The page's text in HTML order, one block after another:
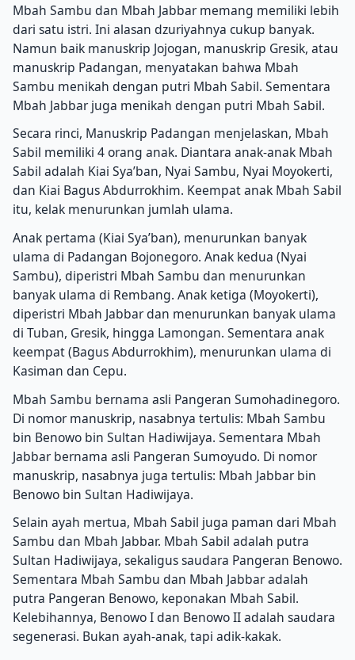
Mbah Sambu dan Mbah Jabbar memang memiliki lebih
dari satu istri. Ini alasan dzuriyahnya cukup banyak.
Namun baik manuskrip Jojogan, manuskrip Gresik, atau
manuskrip Padangan, menyatakan bahwa Mbah
Sambu menikah dengan putri Mbah Sabil. Sementara
Mbah Jabbar juga menikah dengan putri Mbah Sabil.
Secara rinci, Manuskrip Padangan menjelaskan, Mbah
Sabil memiliki 4 orang anak. Diantara anak-anak Mbah
Sabil adalah Kiai Sya’ban, Nyai Sambu, Nyai Moyokerti,
dan Kiai Bagus Abdurrokhim. Keempat anak Mbah Sabil
itu, kelak menurunkan jumlah ulama.
Anak pertama (Kiai Sya’ban), menurunkan banyak
ulama di Padangan Bojonegoro. Anak kedua (Nyai
Sambu), diperistri Mbah Sambu dan menurunkan
banyak ulama di Rembang. Anak ketiga (Moyokerti),
diperistri Mbah Jabbar dan menurunkan banyak ulama
di Tuban, Gresik, hingga Lamongan. Sementara anak
keempat (Bagus Abdurrokhim), menurunkan ulama di
Kasiman dan Cepu.
Mbah Sambu bernama asli Pangeran Sumohadinegoro.
Di nomor manuskrip, nasabnya tertulis: Mbah Sambu
bin Benowo bin Sultan Hadiwijaya. Sementara Mbah
Jabbar bernama asli Pangeran Sumoyudo. Di nomor
manuskrip, nasabnya juga tertulis: Mbah Jabbar bin
Benowo bin Sultan Hadiwijaya.
Selain ayah mertua, Mbah Sabil juga paman dari Mbah
Sambu dan Mbah Jabbar. Mbah Sabil adalah putra
Sultan Hadiwijaya, sekaligus saudara Pangeran Benowo.
Sementara Mbah Sambu dan Mbah Jabbar adalah
putra Pangeran Benowo, keponakan Mbah Sabil.
Kelebihannya, Benowo I dan Benowo II adalah saudara
segenerasi. Bukan ayah-anak, tapi adik-kakak.